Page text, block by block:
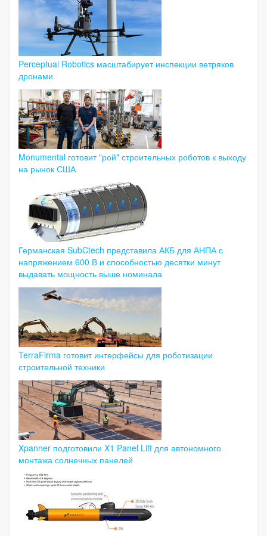
Perceptual Robotics масштабирует инспекции ветряков
дронами
Monumental готовит "рой" строительных роботов к выходу
на рынок США
Германская SubCtech представила АКБ для АНПА с
напряжением 600 В и способностью десятки минут
выдавать мощность выше номинала
TerraFirma готовит интерфейсы для роботизации
строительной техники
Xpanner подготовили X1 Panel Lift для автономного
монтажа солнечных панелей